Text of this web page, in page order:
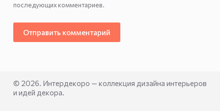
последующих комментариев.
Отправить комментарий
© 2026. Интердекоро — коллекция дизайна интерьеров
и идей декора.